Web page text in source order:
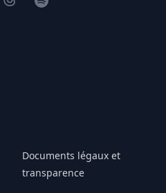
Documents légaux et
transparence